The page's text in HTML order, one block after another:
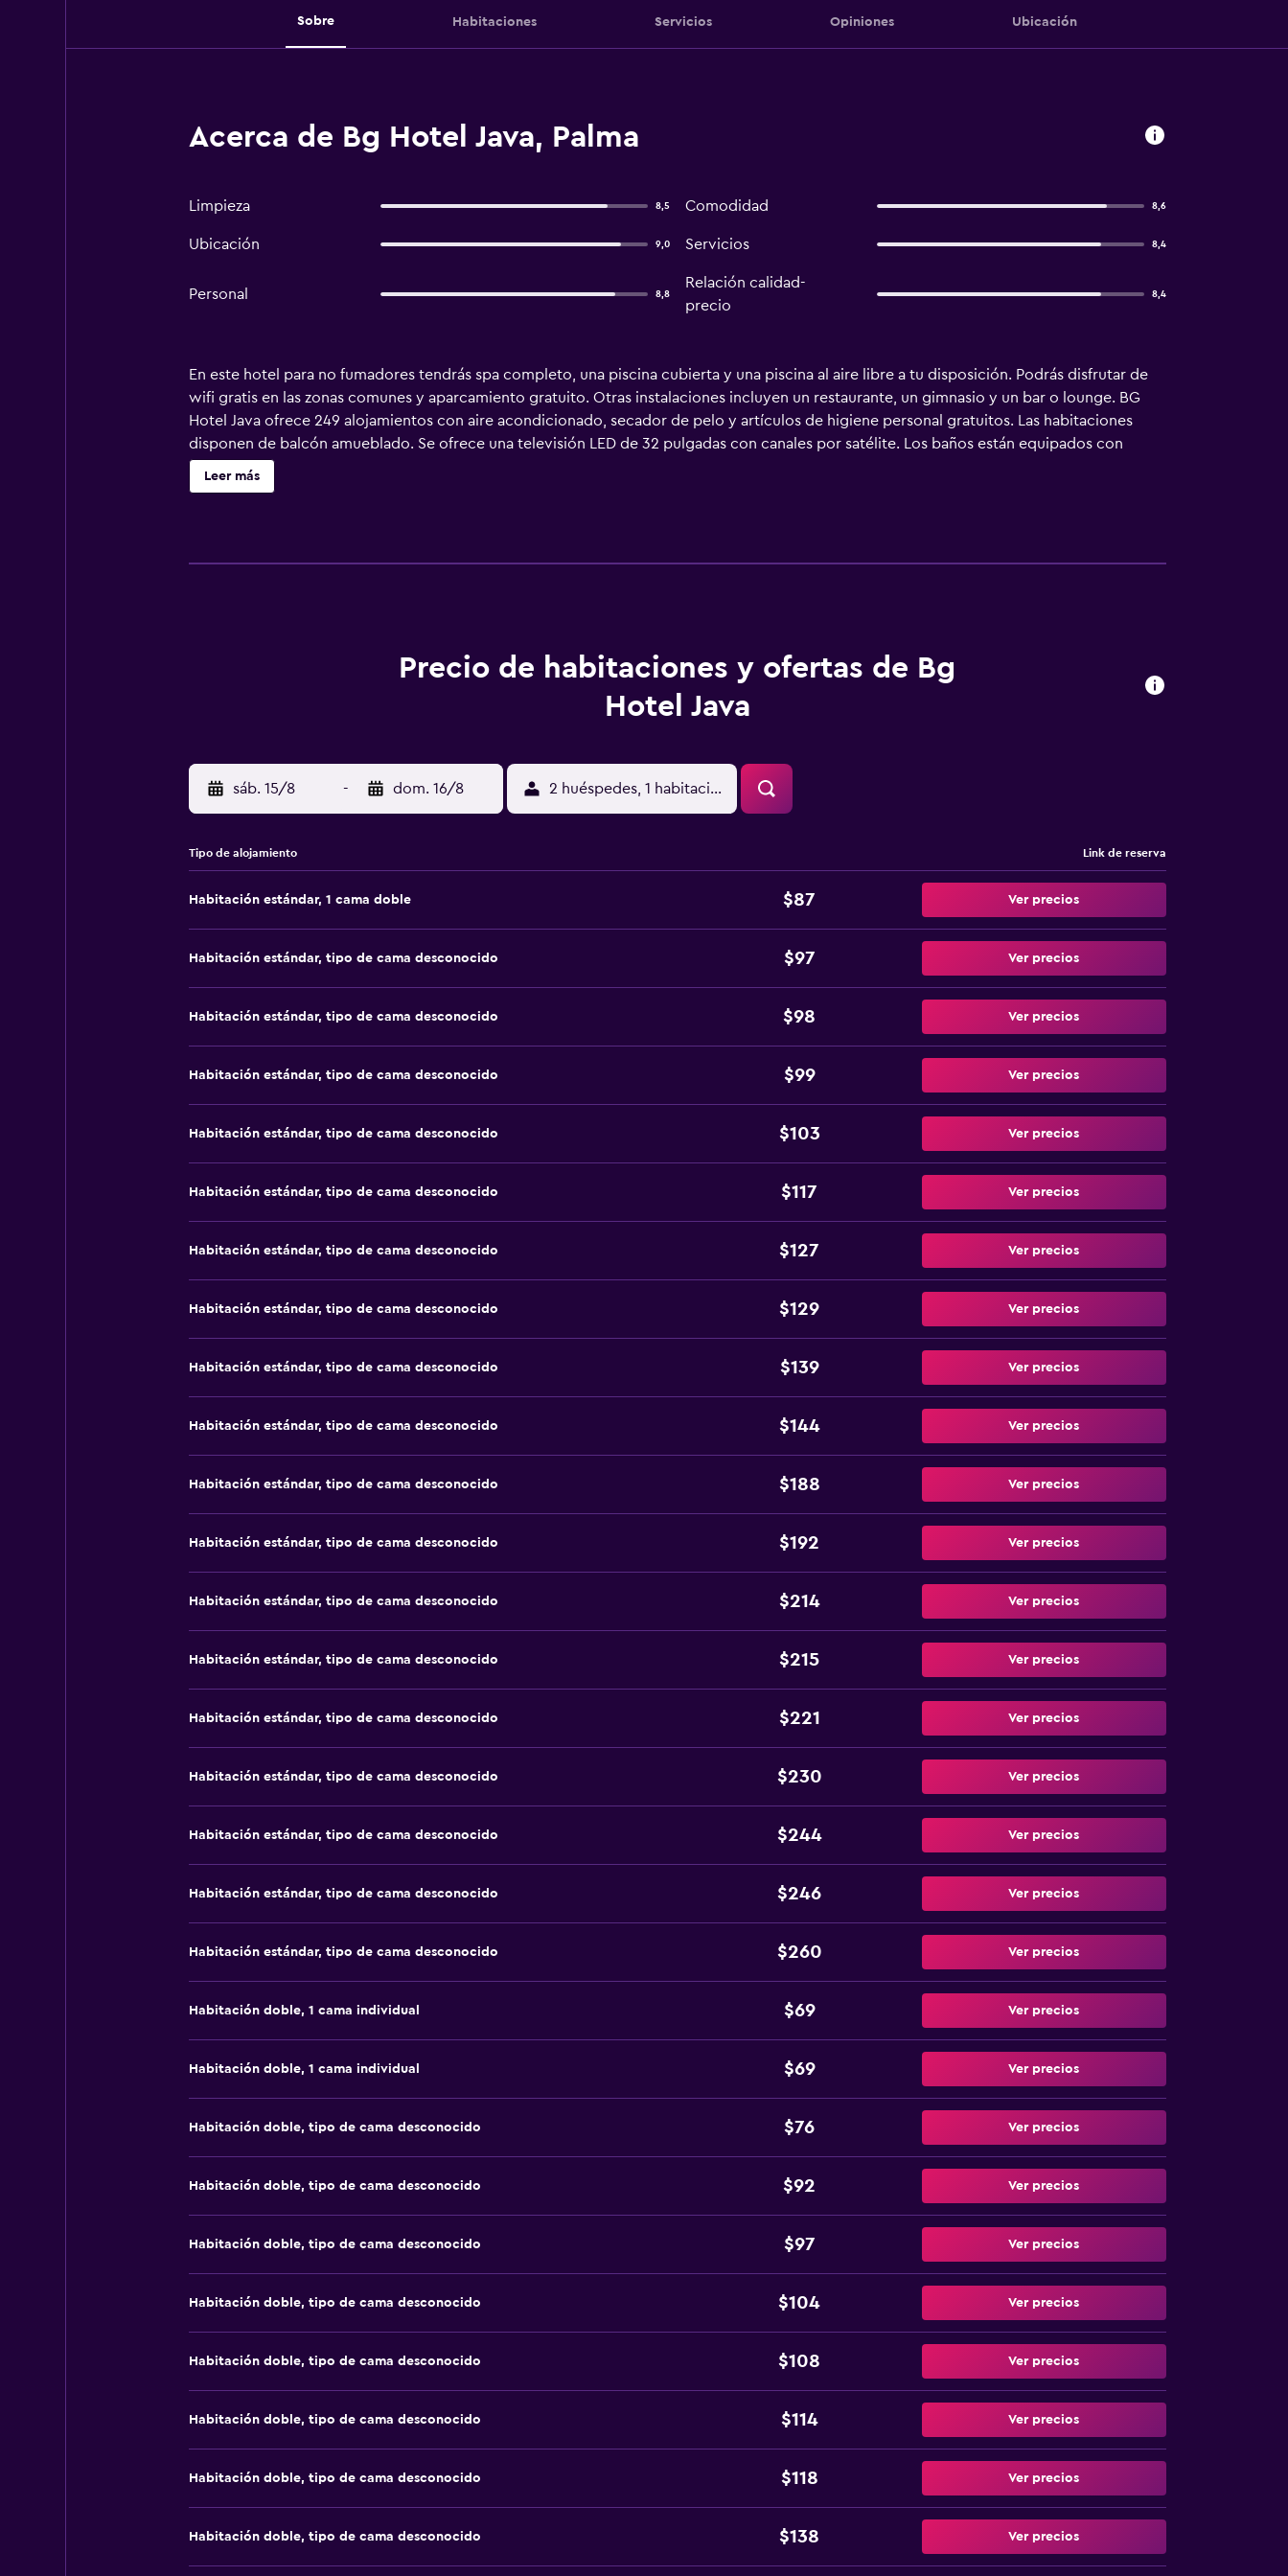
Sobre Habitaciones Servicios Opiniones Ubicación
Acerca de Bg Hotel Java, Palma
Limpieza 8,5 Comodidad 8,6
Ubicación 9,0 Servicios 8,4
Personal 8,8
Relación calidad-
precio
8,4
En este hotel para no fumadores tendrás spa completo, una piscina cubierta y una piscina al aire libre a tu disposición. Podrás disfrutar de
wifi gratis en las zonas comunes y aparcamiento gratuito. Otras instalaciones incluyen un restaurante, un gimnasio y un bar o lounge. BG
Hotel Java ofrece 249 alojamientos con aire acondicionado, secador de pelo y artículos de higiene personal gratuitos. Las habitaciones
disponen de balcón amueblado. Se ofrece una televisión LED de 32 pulgadas con canales por satélite. Los baños están equipados con
ducha con cabezal de ducha tipo lluvia. Los huéspedes pueden navegar por la web gracias a nuestro acceso a Internet wifi gratis. Los
servicios para las personas de negocios incluyen escritorio y teléfono. Las habitaciones también incluyen ventilador de techo y cortinas
Leer más
Precio de habitaciones y ofertas de Bg
Hotel Java
sáb. 15/8 - dom. 16/8 2 huéspedes, 1 habitación
Tipo de alojamiento Link de reserva
Habitación estándar, 1 cama doble $87 Ver precios
Habitación estándar, tipo de cama desconocido $97 Ver precios
Habitación estándar, tipo de cama desconocido $98 Ver precios
Habitación estándar, tipo de cama desconocido $99 Ver precios
Habitación estándar, tipo de cama desconocido $103 Ver precios
Habitación estándar, tipo de cama desconocido $117 Ver precios
Habitación estándar, tipo de cama desconocido $127 Ver precios
Habitación estándar, tipo de cama desconocido $129 Ver precios
Habitación estándar, tipo de cama desconocido $139 Ver precios
Habitación estándar, tipo de cama desconocido $144 Ver precios
Habitación estándar, tipo de cama desconocido $188 Ver precios
Habitación estándar, tipo de cama desconocido $192 Ver precios
Habitación estándar, tipo de cama desconocido $214 Ver precios
Habitación estándar, tipo de cama desconocido $215 Ver precios
Habitación estándar, tipo de cama desconocido $221 Ver precios
Habitación estándar, tipo de cama desconocido $230 Ver precios
Habitación estándar, tipo de cama desconocido $244 Ver precios
Habitación estándar, tipo de cama desconocido $246 Ver precios
Habitación estándar, tipo de cama desconocido $260 Ver precios
Habitación doble, 1 cama individual $69 Ver precios
Habitación doble, 1 cama individual $69 Ver precios
Habitación doble, tipo de cama desconocido $76 Ver precios
Habitación doble, tipo de cama desconocido $92 Ver precios
Habitación doble, tipo de cama desconocido $97 Ver precios
Habitación doble, tipo de cama desconocido $104 Ver precios
Habitación doble, tipo de cama desconocido $108 Ver precios
Habitación doble, tipo de cama desconocido $114 Ver precios
Habitación doble, tipo de cama desconocido $118 Ver precios
Habitación doble, tipo de cama desconocido $138 Ver precios